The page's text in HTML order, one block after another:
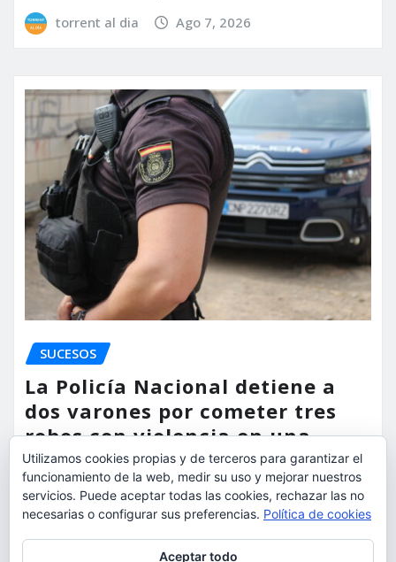
torrent al dia Ago 7, 2026
SUCESOS
La Policía Nacional detiene a
dos varones por cometer tres
robos con violencia en una
misma mañana
torrent al dia Ago 7, 2026
Utilizamos cookies propias y de terceros para garantizar el
funcionamiento de la web, medir su uso y mejorar nuestros
servicios. Puede aceptar todas las cookies, rechazar las no
necesarias o configurar sus preferencias. Política de cookies
Aceptar todo